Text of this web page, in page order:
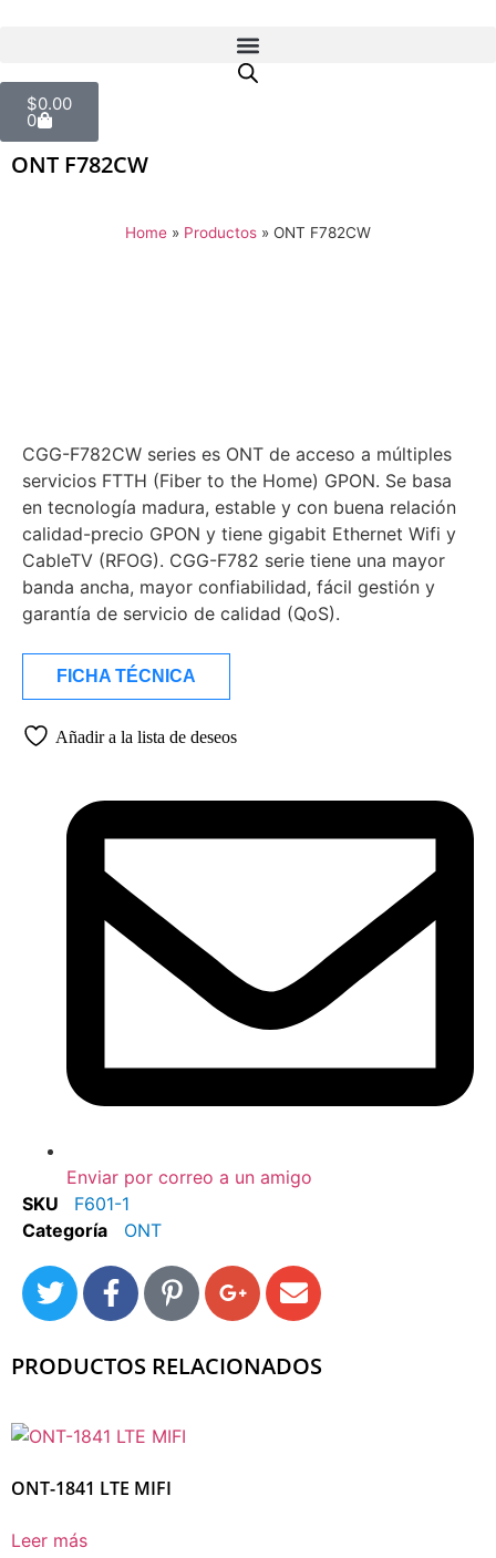
$0.00
0
ONT F782CW
Home » Productos » ONT F782CW
CGG-F782CW series es ONT de acceso a múltiples
servicios FTTH (Fiber to the Home) GPON. Se basa
en tecnología madura, estable y con buena relación
calidad-precio GPON y tiene gigabit Ethernet Wifi y
CableTV (RFOG). CGG-F782 serie tiene una mayor
banda ancha, mayor confiabilidad, fácil gestión y
garantía de servicio de calidad (QoS).
FICHA TÉCNICA
Añadir a la lista de deseos
Enviar por correo a un amigo
SKU
F601-1
Categoría
ONT
PRODUCTOS RELACIONADOS
ONT-1841 LTE MIFI
Leer más